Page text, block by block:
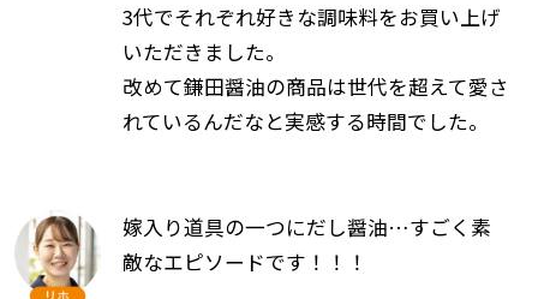
3代でそれぞれ好きな調味料をお買い上げ
いただきました。
改めて鎌田醤油の商品は世代を超えて愛さ
れているんだなと実感する時間でした。
嫁入り道具の一つにだし醤油…すごく素
敵なエピソードです！！！